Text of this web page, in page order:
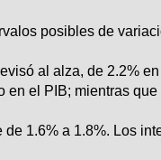
posibles de
al alza, de 2.2%
en el PIB; mientras
de 1.6% a 1.8%. Los